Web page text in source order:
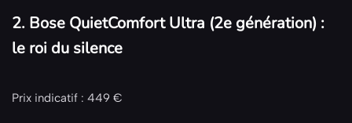
2. Bose QuietComfort Ultra (2e génération) :
le roi du silence
Prix indicatif : 449 €